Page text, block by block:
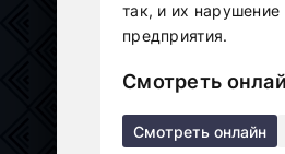
так, и их
предприятия.
Смотреть
Смотреть онлайн